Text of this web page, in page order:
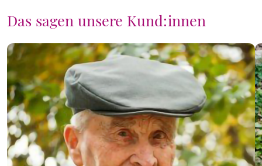
Das sagen unsere Kund:innen